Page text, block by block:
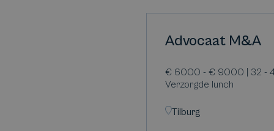
Advocaat M&A
€ 6000 - € 9000 | 32 -
Verzorgde lunch
Tilburg